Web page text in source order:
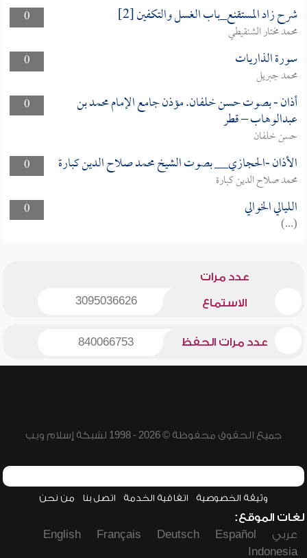
0
شرح زاد المستقنع_باب الغسل والتكفين [2]
محمد مختار الشنقيطي
0
سورة الذاريات
محمد جبريل
0
أذان - بصوت حسن خلفان. مؤذن جامع الإمام محمد بن
عبدالوهاب – قطر
حسن خلفان
0
الأذان -الحجازي__ بصوت الشيخ محمد صلاح الدين كبارة
محمد صلاح الدين كبارة
0
الليالي الخوالي
(...)
عدد مرات
الاستماع 3095036626
عدد مرات الحفظ 840066753
جميع الحقوق محفوظة © 2026 - 1998 لشبكة إسلام ويب
وثيقة الخصوصية اتفاقية الخدمة اتصل بنا من نحن
لغات الموقع:
عربي
Español
Deutsch
Français
English
Indonesia